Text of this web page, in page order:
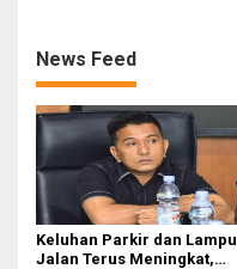
News Feed
Keluhan Parkir dan Lampu
Jalan Terus Meningkat,